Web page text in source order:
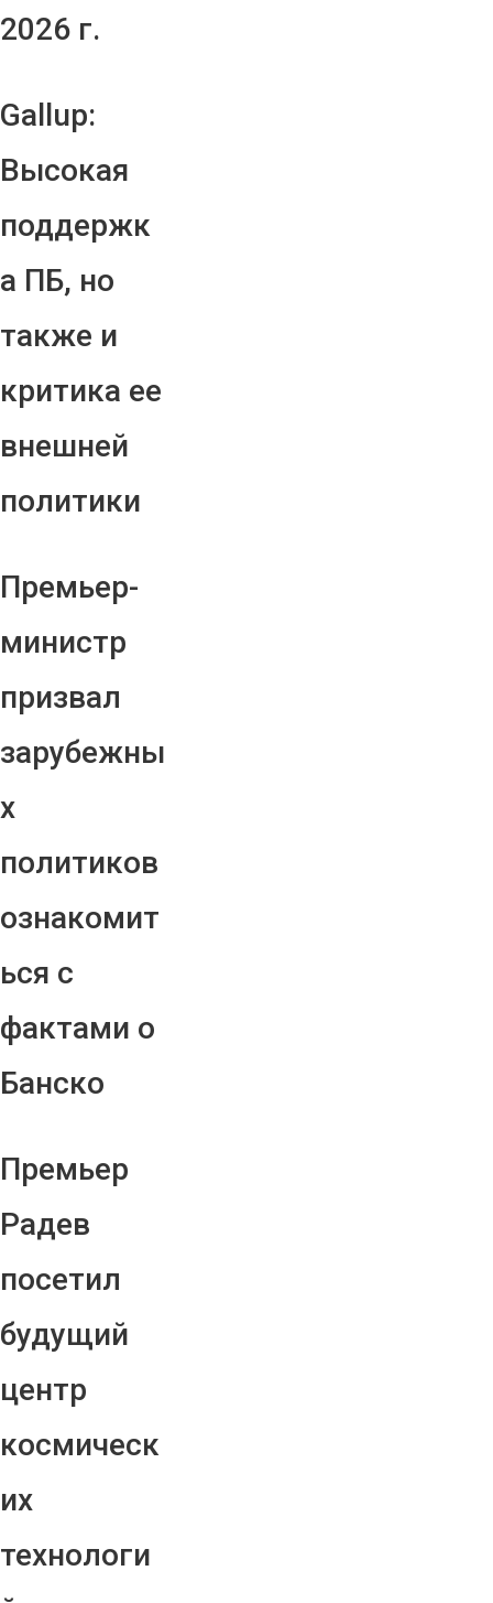
2026 г.
Gallup:
Высокая
поддержк
а ПБ, но
также и
критика ее
внешней
политики
Премьер-
министр
призвал
зарубежны
х
политиков
ознакомит
ься с
фактами о
Банско
Премьер
Радев
посетил
будущий
центр
космическ
их
технологи